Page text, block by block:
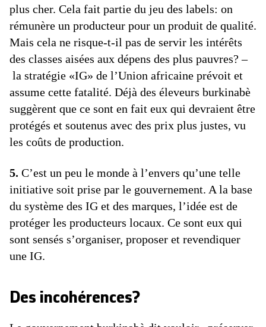
plus cher. Cela fait partie du jeu des labels: on
rémunère un producteur pour un produit de qualité.
Mais cela ne risque-t-il pas de servir les intérêts
des classes aisées aux dépens des plus pauvres? –
la stratégie «IG» de l’Union africaine prévoit et
assume cette fatalité. Déjà des éleveurs burkinabè
suggèrent que ce sont en fait eux qui devraient être
protégés et soutenus avec des prix plus justes, vu
les coûts de production.
5. C’est un peu le monde à l’envers qu’une telle
initiative soit prise par le gouvernement. A la base
du système des IG et des marques, l’idée est de
protéger les producteurs locaux. Ce sont eux qui
sont sensés s’organiser, proposer et revendiquer
une IG.
Des incohérences?